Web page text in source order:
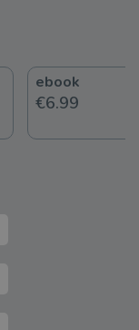
ebook
€6.99